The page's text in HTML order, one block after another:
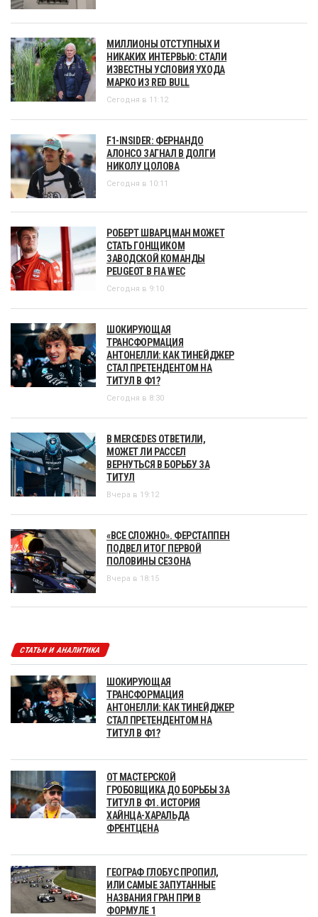
МИЛЛИОНЫ ОТСТУПНЫХ И
НИКАКИХ ИНТЕРВЬЮ: СТАЛИ
ИЗВЕСТНЫ УСЛОВИЯ УХОДА
МАРКО ИЗ RED BULL
Сегодня в 11:12
F1-INSIDER: ФЕРНАНДО
АЛОНСО ЗАГНАЛ В ДОЛГИ
НИКОЛУ ЦОЛОВА
Сегодня в 10:11
РОБЕРТ ШВАРЦМАН МОЖЕТ
СТАТЬ ГОНЩИКОМ
ЗАВОДСКОЙ КОМАНДЫ
PEUGEOT В FIA WEC
Сегодня в 9:10
ШОКИРУЮЩАЯ
ТРАНСФОРМАЦИЯ
АНТОНЕЛЛИ: КАК ТИНЕЙДЖЕР
СТАЛ ПРЕТЕНДЕНТОМ НА
ТИТУЛ В Ф1?
Сегодня в 8:30
В MERCEDES ОТВЕТИЛИ,
МОЖЕТ ЛИ РАССЕЛ
ВЕРНУТЬСЯ В БОРЬБУ ЗА
ТИТУЛ
Вчера в 19:12
«ВСЕ СЛОЖНО». ФЕРСТАППЕН
ПОДВЕЛ ИТОГ ПЕРВОЙ
ПОЛОВИНЫ СЕЗОНА
Вчера в 18:15
СТАТЬИ И АНАЛИТИКА
ШОКИРУЮЩАЯ
ТРАНСФОРМАЦИЯ
АНТОНЕЛЛИ: КАК ТИНЕЙДЖЕР
СТАЛ ПРЕТЕНДЕНТОМ НА
ТИТУЛ В Ф1?
ОТ МАСТЕРСКОЙ
ГРОБОВЩИКА ДО БОРЬБЫ ЗА
ТИТУЛ В Ф1. ИСТОРИЯ
ХАЙНЦА-ХАРАЛЬДА
ФРЕНТЦЕНА
ГЕОГРАФ ГЛОБУС ПРОПИЛ,
ИЛИ САМЫЕ ЗАПУТАННЫЕ
НАЗВАНИЯ ГРАН ПРИ В
ФОРМУЛЕ 1